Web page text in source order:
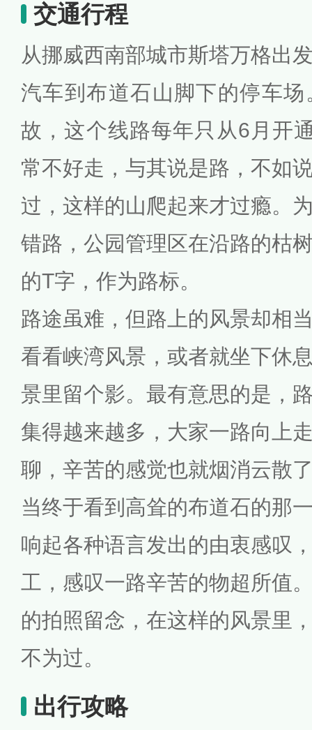
交通行程
从挪威西南部城市斯塔万格出
汽车到布道石山脚下的停车
故，这个线路每年只从6月开
常不好走，与其说是路，不如
过，这样的山爬起来才过瘾。
错路，公园管理区在沿路的枯
的T字，作为路标。
路途虽难，但路上的风景却相
看看峡湾风景，或者就坐下休
景里留个影。最有意思的是，
集得越来越多，大家一路向上
聊，辛苦的感觉也就烟消云散
当终于看到高耸的布道石的那
响起各种语言发出的由衷感叹
工，感叹一路辛苦的物超所值
的拍照留念，在这样的风景里
不为过。
出行攻略